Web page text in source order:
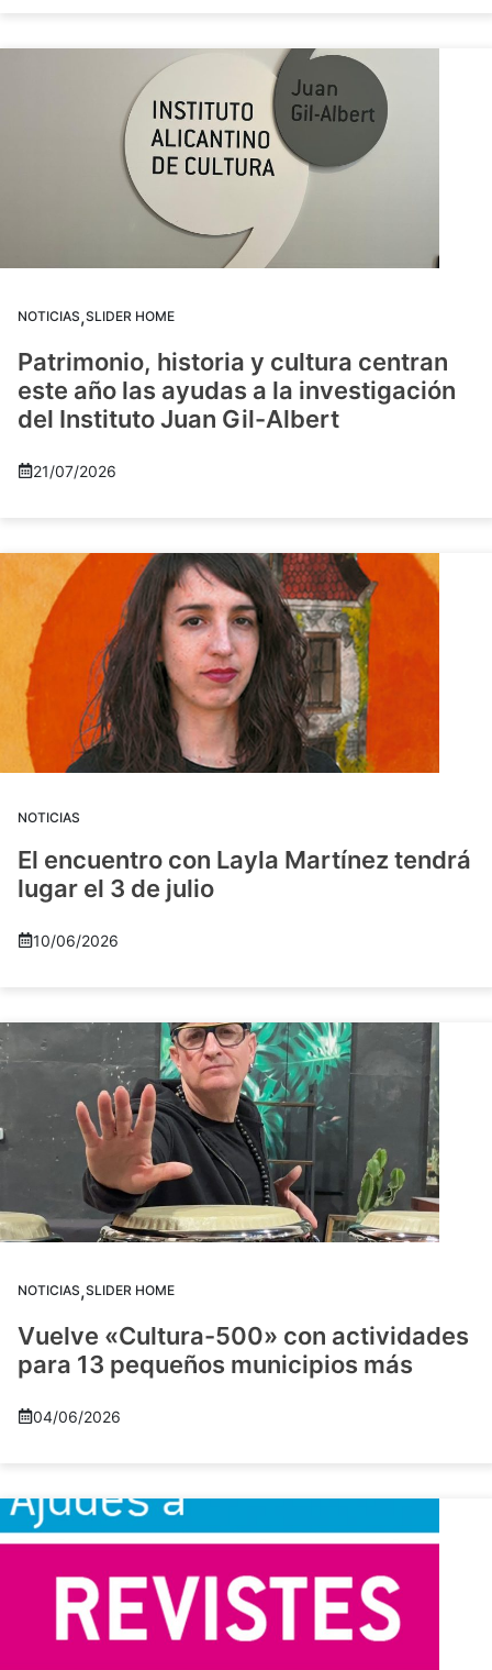
NOTICIAS,SLIDER HOME
Patrimonio, historia y cultura centran
este año las ayudas a la investigación
del Instituto Juan Gil-Albert
21/07/2026
NOTICIAS
El encuentro con Layla Martínez tendrá
lugar el 3 de julio
10/06/2026
NOTICIAS,SLIDER HOME
Vuelve «Cultura-500» con actividades
para 13 pequeños municipios más
04/06/2026